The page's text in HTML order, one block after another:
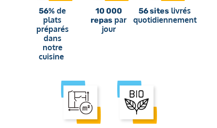
56% de
plats
préparés
dans
notre
cuisine
10 000
repas par
jour
56 sites livrés
quotidiennement